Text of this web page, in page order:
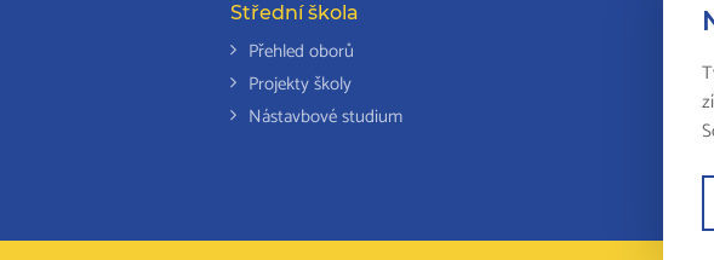
Střední škola
Přehled oborů
Projekty školy
Nástavbové studium